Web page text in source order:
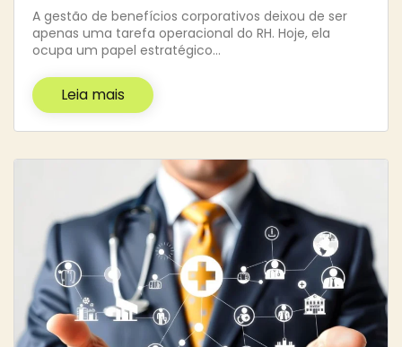
A gestão de benefícios corporativos deixou de ser
apenas uma tarefa operacional do RH. Hoje, ela
ocupa um papel estratégico…
Leia mais